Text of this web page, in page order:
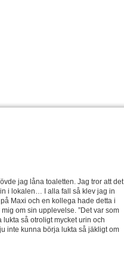
jag låna toaletten. Jag tror att det
i lokalen… I alla fall så klev jag in
Maxi och en kollega hade detta i
om sin upplevelse. ”Det var som
lukta så otroligt mycket urin och
inte kunna börja lukta så jäkligt om